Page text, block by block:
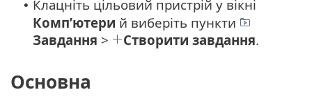
• Клацніть цільовий пристрій у вікні
Комп’ютери й виберіть пункти
Завдання > Створити завдання.
Основна